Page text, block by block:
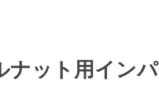
ナット用インパ